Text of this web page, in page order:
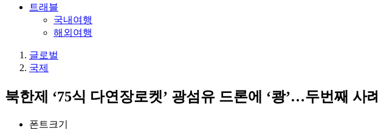
트래블
국내여행
해외여행
글로벌
국제
북한제 ‘75식 다연장로켓’ 광섬유 드론에 ‘쾅’…두번째 사례
폰트크기